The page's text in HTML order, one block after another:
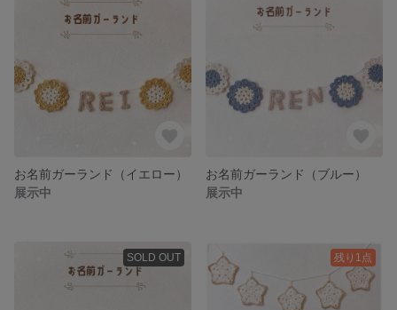
お名前ガーランド（イエロー）
展示中
お名前ガーランド（ブルー）
展示中
SOLD OUT 残り1点